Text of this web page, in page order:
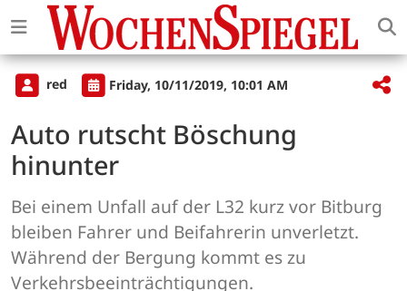
red Friday, 10/11/2019, 10:01 AM
Auto rutscht Böschung
hinunter
Bei einem Unfall auf der L32 kurz vor Bitburg
bleiben Fahrer und Beifahrerin unverletzt.
Während der Bergung kommt es zu
Verkehrsbeeinträchtigungen.